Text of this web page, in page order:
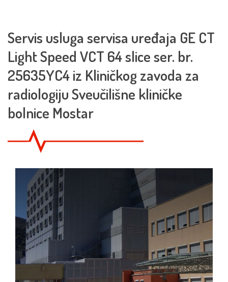
Servis usluga servisa uređaja GE CT
Light Speed VCT 64 slice ser. br.
25635YC4 iz Kliničkog zavoda za
radiologiju Sveučilišne kliničke
bolnice Mostar